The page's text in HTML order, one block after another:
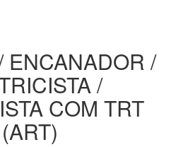
ENCANADOR /
/
COM TRT
(ART)